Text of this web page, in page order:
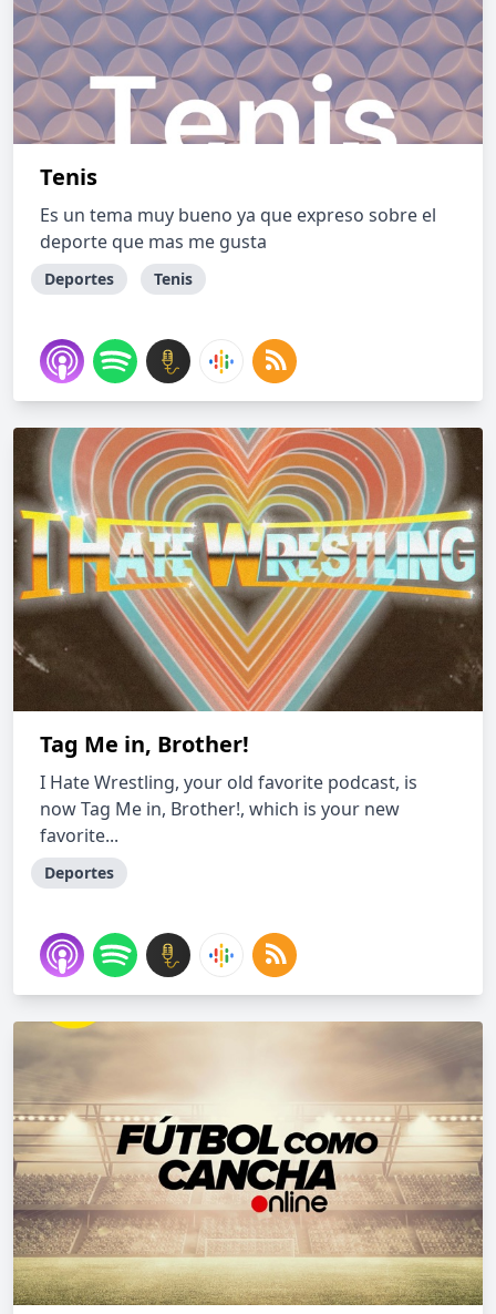
Tenis
Es un tema muy bueno ya que expreso sobre el
deporte que mas me gusta
Deportes Tenis
Tag Me in, Brother!
I Hate Wrestling, your old favorite podcast, is
now Tag Me in, Brother!, which is your new
favorite...
Deportes